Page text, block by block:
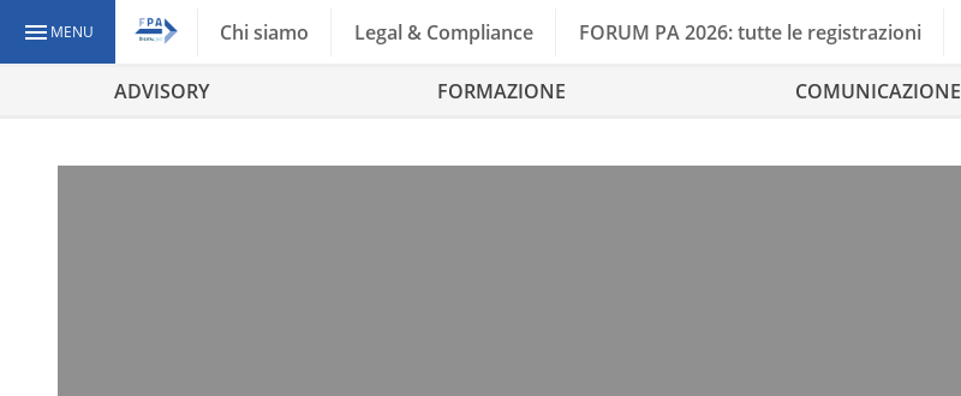
MENU Chi siamo Legal & Compliance FORUM PA 2026: tutte le registrazioni
ADVISORY FORMAZIONE COMUNICAZIONE